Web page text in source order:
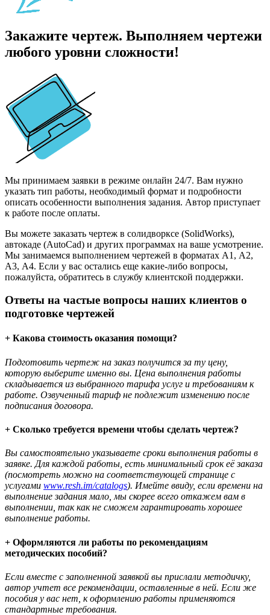
Закажите чертеж. Выполняем чертежи
любого уровни сложности!
Мы принимаем заявки в режиме онлайн 24/7. Вам нужно
указать тип работы, необходимый формат и подробности
описать особенности выполнения задания. Автор приступает
к работе после оплаты.
Вы можете заказать чертеж в солидворксе (SolidWorks),
автокаде (AutoCad) и других программах на ваше усмотрение.
Мы занимаемся выполнением чертежей в форматах А1, А2,
А3, А4. Если у вас остались еще какие-либо вопросы,
пожалуйста, обратитесь в службу клиентской поддержки.
Ответы на частые вопросы наших клиентов о
подготовке чертежей
+ Какова стоимость оказания помощи?
Подготовить чертеж на заказ получится за ту цену,
которую выберите именно вы. Цена выполнения работы
складывается из выбранного тарифа услуг и требованиям к
работе. Озвученный тариф не подлежит изменению после
подписания договора.
+ Сколько требуется времени чтобы сделать чертеж?
Вы самостоятельно указываете сроки выполнения работы в
заявке. Для каждой работы, есть минимальный срок её заказа
(посмотреть можно на соответствующей странице с
услугами www.resh.im/catalogs). Имейте ввиду, если времени на
выполнение задания мало, мы скорее всего откажем вам в
выполнении, так как не сможем гарантировать хорошее
выполнение работы.
+ Оформляются ли работы по рекомендациям
методических пособий?
Если вместе с заполненной заявкой вы прислали методичку,
автор учтет все рекомендации, оставленные в ней. Если же
пособия у вас нет, к оформлению работы применяются
стандартные требования.